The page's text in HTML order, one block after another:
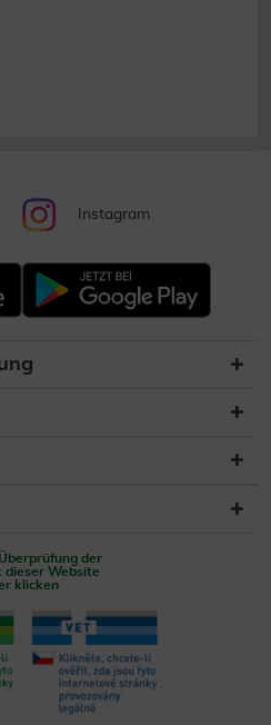
Instagram
der
dieser Website
klicken